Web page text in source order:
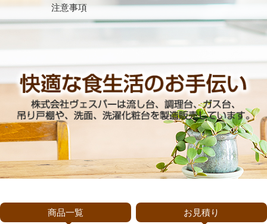
注意事項
商品一覧 お見積り